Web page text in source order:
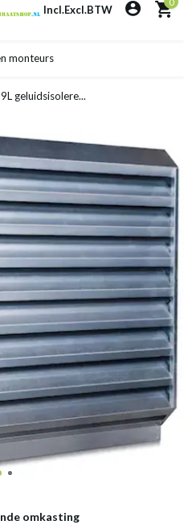
Incl.Excl.BTW
monteurs
geluidsisolere...
omkasting